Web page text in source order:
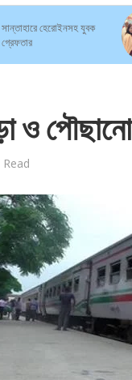
সান্তাহারে হেরোইনসহ যুবক
গ্রেফতার
ও